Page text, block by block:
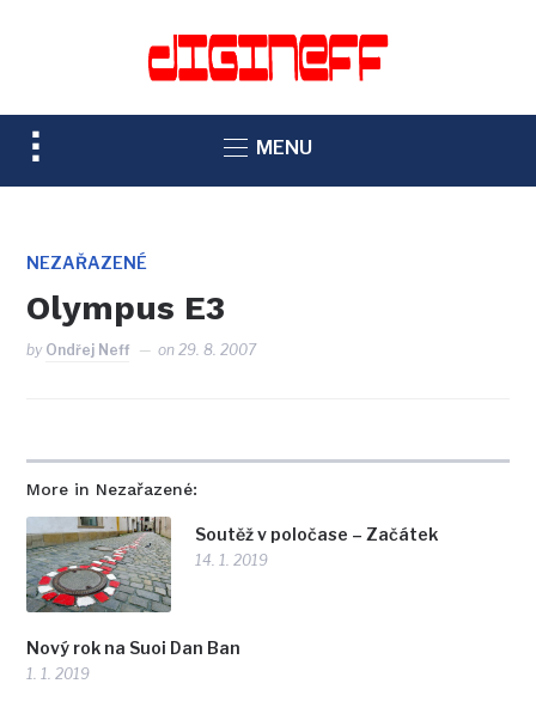
TOGGLE
SIDEBAR
NAVIGATION
MENU
NEZAŘAZENÉ
Olympus E3
by Ondřej Neff on29. 8. 2007
More in Nezařazené:
Soutěž v poločase – Začátek
14. 1. 2019
Nový rok na Suoi Dan Ban
1. 1. 2019